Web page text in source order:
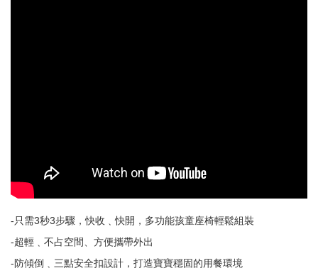
-只需3秒3步驟，快收﹑快開，多功能孩童座椅輕鬆組裝
-超輕﹑不占空間、方便攜帶外出
-防傾倒﹑三點安全扣設計，打造寶寶穩固的用餐環境